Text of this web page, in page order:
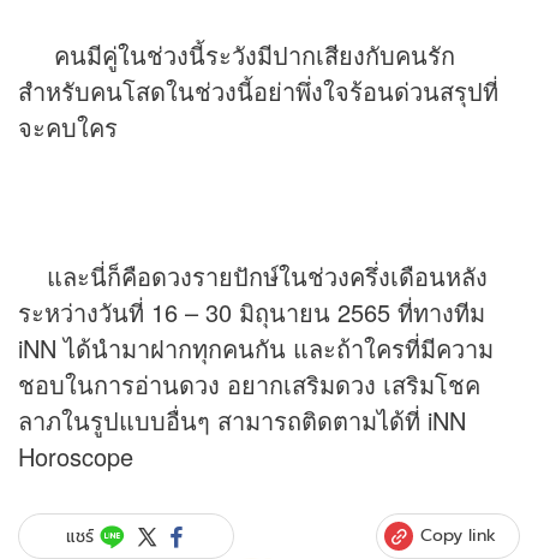
คนมีคู่ในช่วงนี้ระวังมีปากเสียงกับคนรัก
สำหรับคนโสดในช่วงนี้อย่าพึ่งใจร้อนด่วนสรุปที่
จะคบใคร
และนี่ก็คือดวงรายปักษ์ในช่วงครึ่งเดือนหลัง
ระหว่างวันที่ 16 – 30 มิถุนายน 2565 ที่ทางทีม
iNN ได้นำมาฝากทุกคนกัน และถ้าใครที่มีความ
ชอบในการอ่านดวง อยากเสริมดวง เสริมโชค
ลาภในรูปแบบอื่นๆ สามารถติดตามได้ที่ iNN
Horoscope
แชร์ Copy link